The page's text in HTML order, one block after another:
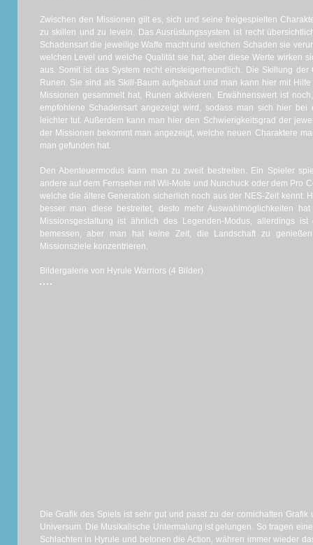
Zwischen den Missionen gilt es, sich und seine freigespielten
zu skillen und zu leveln. Das Ausrüstungssystem ist recht
Schadensart die jeweilige Waffe macht und welchen Schaden sie
welchen Level und welche Qualität sie hat, aber diese Werte wirken
aus. Somit ist das System recht einsteigerfreundlich. Die Skillung
Runen. Sie sind als Skill-Baum aufgebaut und man kann hier mit
Missionen gesammelt hat, Runen aktivieren. Erwähnenswert ist
empfohlene Schadensart angezeigt wird, sodass man sich hier
leichter tut. Außerdem kann man hier den Schwierigkeitsgrad der
der Missionen bekommt man angezeigt, welche neuen Charaktere
man gefunden hat.
Den Abenteuermodus kann man zu zweit bestreiten. Ein Spieler
andere auf dem Fernseher mit Wii-Mote und Nunchuck oder dem Pro
welche die ältere Generation sicherlich noch aus der NES-Zeit kennt.
besser man diese bestreitet, desto mehr Auswahlmöglichkeiten
Missionsgestaltung ist ähnlich des Legenden-Modus, allerdings
bemessen, aber man hat keine Zeit, die Landschaft zu
Missionsziele konzentrieren.
Bildergalerie von Hyrule Warriors (4 Bilder)
Die Grafik des Spiels ist sehr gut und passt zu der comichaften
Universum. Die Musikalische Untermalung ist gelungen. So tragen
Schlachten in Hyrule und betonen die Action, währen immer wieder